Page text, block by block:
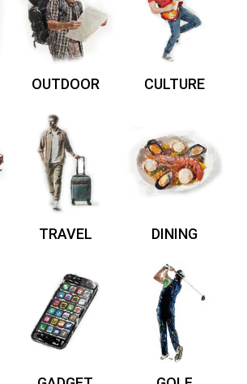
OUTDOOR CULTURE
TRAVEL DINING